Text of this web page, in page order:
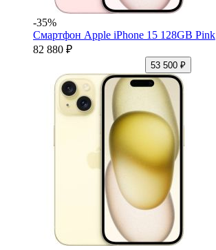
-35%
Смартфон Apple iPhone 15 128GB Pink
82 880 ₽
53 500 ₽